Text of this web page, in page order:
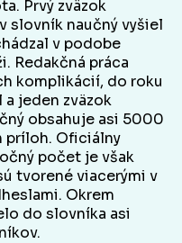
Prvý zväzok
slovník naučný vyšiel
v podobe
Redakčná práca
komplikácií, do roku
a jeden zväzok
obsahuje asi 5000
príloh. Oficiálny
počet je však
tvorené viacerými v
Okrem
do slovníka asi